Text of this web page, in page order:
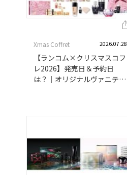
Xmas Coffret 2026.07.28
【ランコム×クリスマスコフ
レ2026】発売日＆予約日
は？｜オリジナルヴァニティ